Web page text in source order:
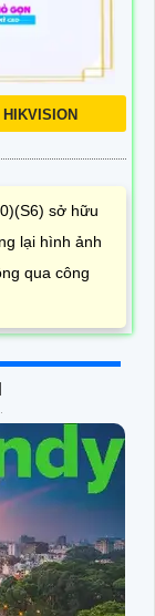
sở hữu
lại hình ảnh
qua công